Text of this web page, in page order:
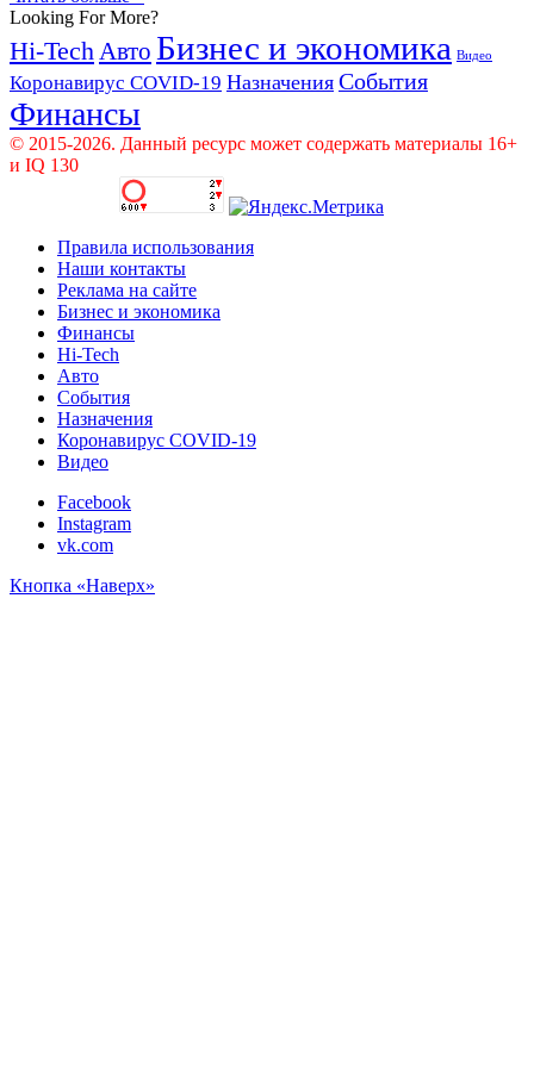
Looking For More?
Hi-TechАвто Бизнес и экономика Видео
Коронавирус COVID-19 Назначения События
Финансы
© 2015-2026. Данный ресурс может содержать материалы 16+
и IQ 130
Правила использования
Наши контакты
Реклама на сайте
Бизнес и экономика
Финансы
Hi-Tech
Авто
События
Назначения
Коронавирус COVID-19
Видео
Facebook
Instagram
vk.com
Кнопка «Наверх»